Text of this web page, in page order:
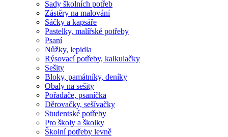
Sady školních potřeb
Zástěry na malování
Sáčky a kapsáře
Pastelky, malířské potřeby
Psaní
Nůžky, lepidla
Rýsovací potřeby, kalkulačky
Sešity
Bloky, památníky, deníky
Obaly na sešity
Pořadače, psaníčka
Děrovačky, sešívačky
Studentské potřeby
Pro školy a školky
Školní potřeby levně